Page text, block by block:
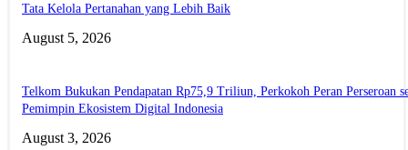
Tata Kelola Pertanahan yang Lebih Baik
August 5, 2026
Telkom Bukukan Pendapatan Rp75,9 Triliun, Perkokoh Peran Perseroan
Pemimpin Ekosistem Digital Indonesia
August 3, 2026